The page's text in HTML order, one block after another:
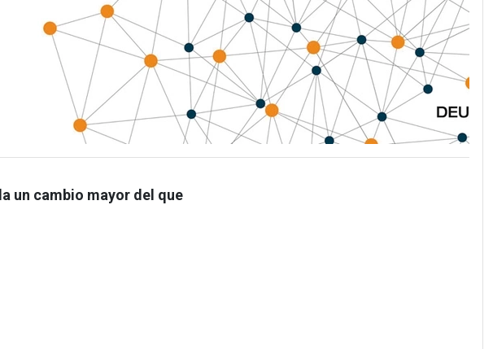
un cambio mayor del que